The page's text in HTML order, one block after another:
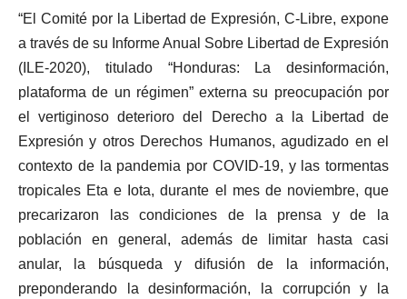
“El Comité por la Libertad de Expresión, C-Libre, expone
a través de su Informe Anual Sobre Libertad de Expresión
(ILE-2020), titulado “Honduras: La desinformación,
plataforma de un régimen” externa su preocupación por
el vertiginoso deterioro del Derecho a la Libertad de
Expresión y otros Derechos Humanos, agudizado en el
contexto de la pandemia por COVID-19, y las tormentas
tropicales Eta e Iota, durante el mes de noviembre, que
precarizaron las condiciones de la prensa y de la
población en general, además de limitar hasta casi
anular, la búsqueda y difusión de la información,
preponderando la desinformación, la corrupción y la